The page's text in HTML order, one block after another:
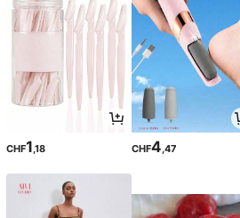
CHF1,18 CHF4,47